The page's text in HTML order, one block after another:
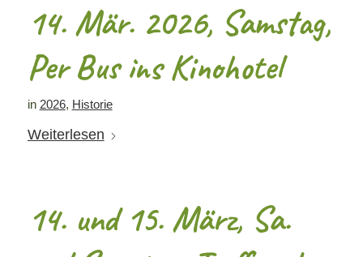
14. Mär. 2026, Samstag,
Per Bus ins Kinohotel
in 2026, Historie
Weiterlesen
14. und 15. März, Sa.